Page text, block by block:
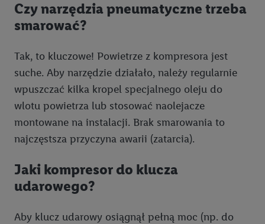
Czy narzędzia pneumatyczne trzeba
smarować?
Tak, to kluczowe! Powietrze z kompresora jest
suche. Aby narzędzie działało, należy regularnie
wpuszczać kilka kropel specjalnego oleju do
wlotu powietrza lub stosować naolejacze
montowane na instalacji. Brak smarowania to
najczęstsza przyczyna awarii (zatarcia).
Jaki kompresor do klucza
udarowego?
Aby klucz udarowy osiągnął pełną moc (np. do
spersonalizowanych reklam, tworzenie profili na potrzeby
personalizacji reklam, przechowywanie lub dostęp do
Użycie dokładnych danych geolokalizacyjnych.
Przechowywanie informacji na urządzeniu lub dostęp do
nich. Rozumienie odbiorców dzięki statystyce lub
kombinacji danych z różnych źródeł. Pomiar
efektywności reklam. Wykorzystanie profili do wyboru
spersonalizowanych reklam. Tworzenie profili w celu
spersonalizowanych reklam. Wykorzystywanie
ulepszanie usług.
Lista partnerów (dostawców)